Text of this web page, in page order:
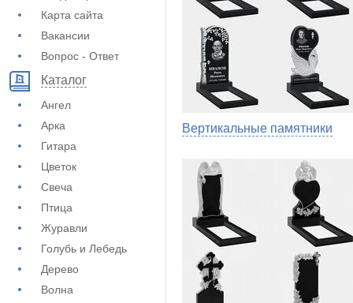
Карта сайта
Вакансии
Вопрос - Ответ
Каталог
Ангел
Арка
Гитара
Цветок
Свеча
Птица
Журавли
Голубь и Лебедь
Дерево
Волна
Вертикальные памятники